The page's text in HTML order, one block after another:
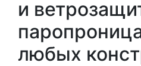
и
любых